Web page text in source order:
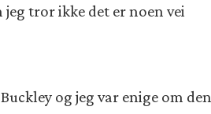
tror ikke det er noen vei
og jeg var enige om den